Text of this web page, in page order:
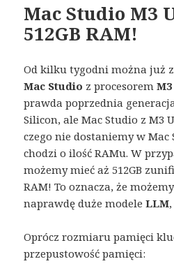
Mac Studio M3
512GB RAM!
Od kilku tygodni można już
Mac Studio z procesorem
prawda poprzednia
Silicon, ale Mac Studio z M3
czego nie dostaniemy w Mac
chodzi o ilość RAMu. W
możemy mieć aż 512GB
RAM! To oznacza, że
naprawdę duże modeleLLM
Oprócz rozmiaru pamięci
przepustowość pamięci: